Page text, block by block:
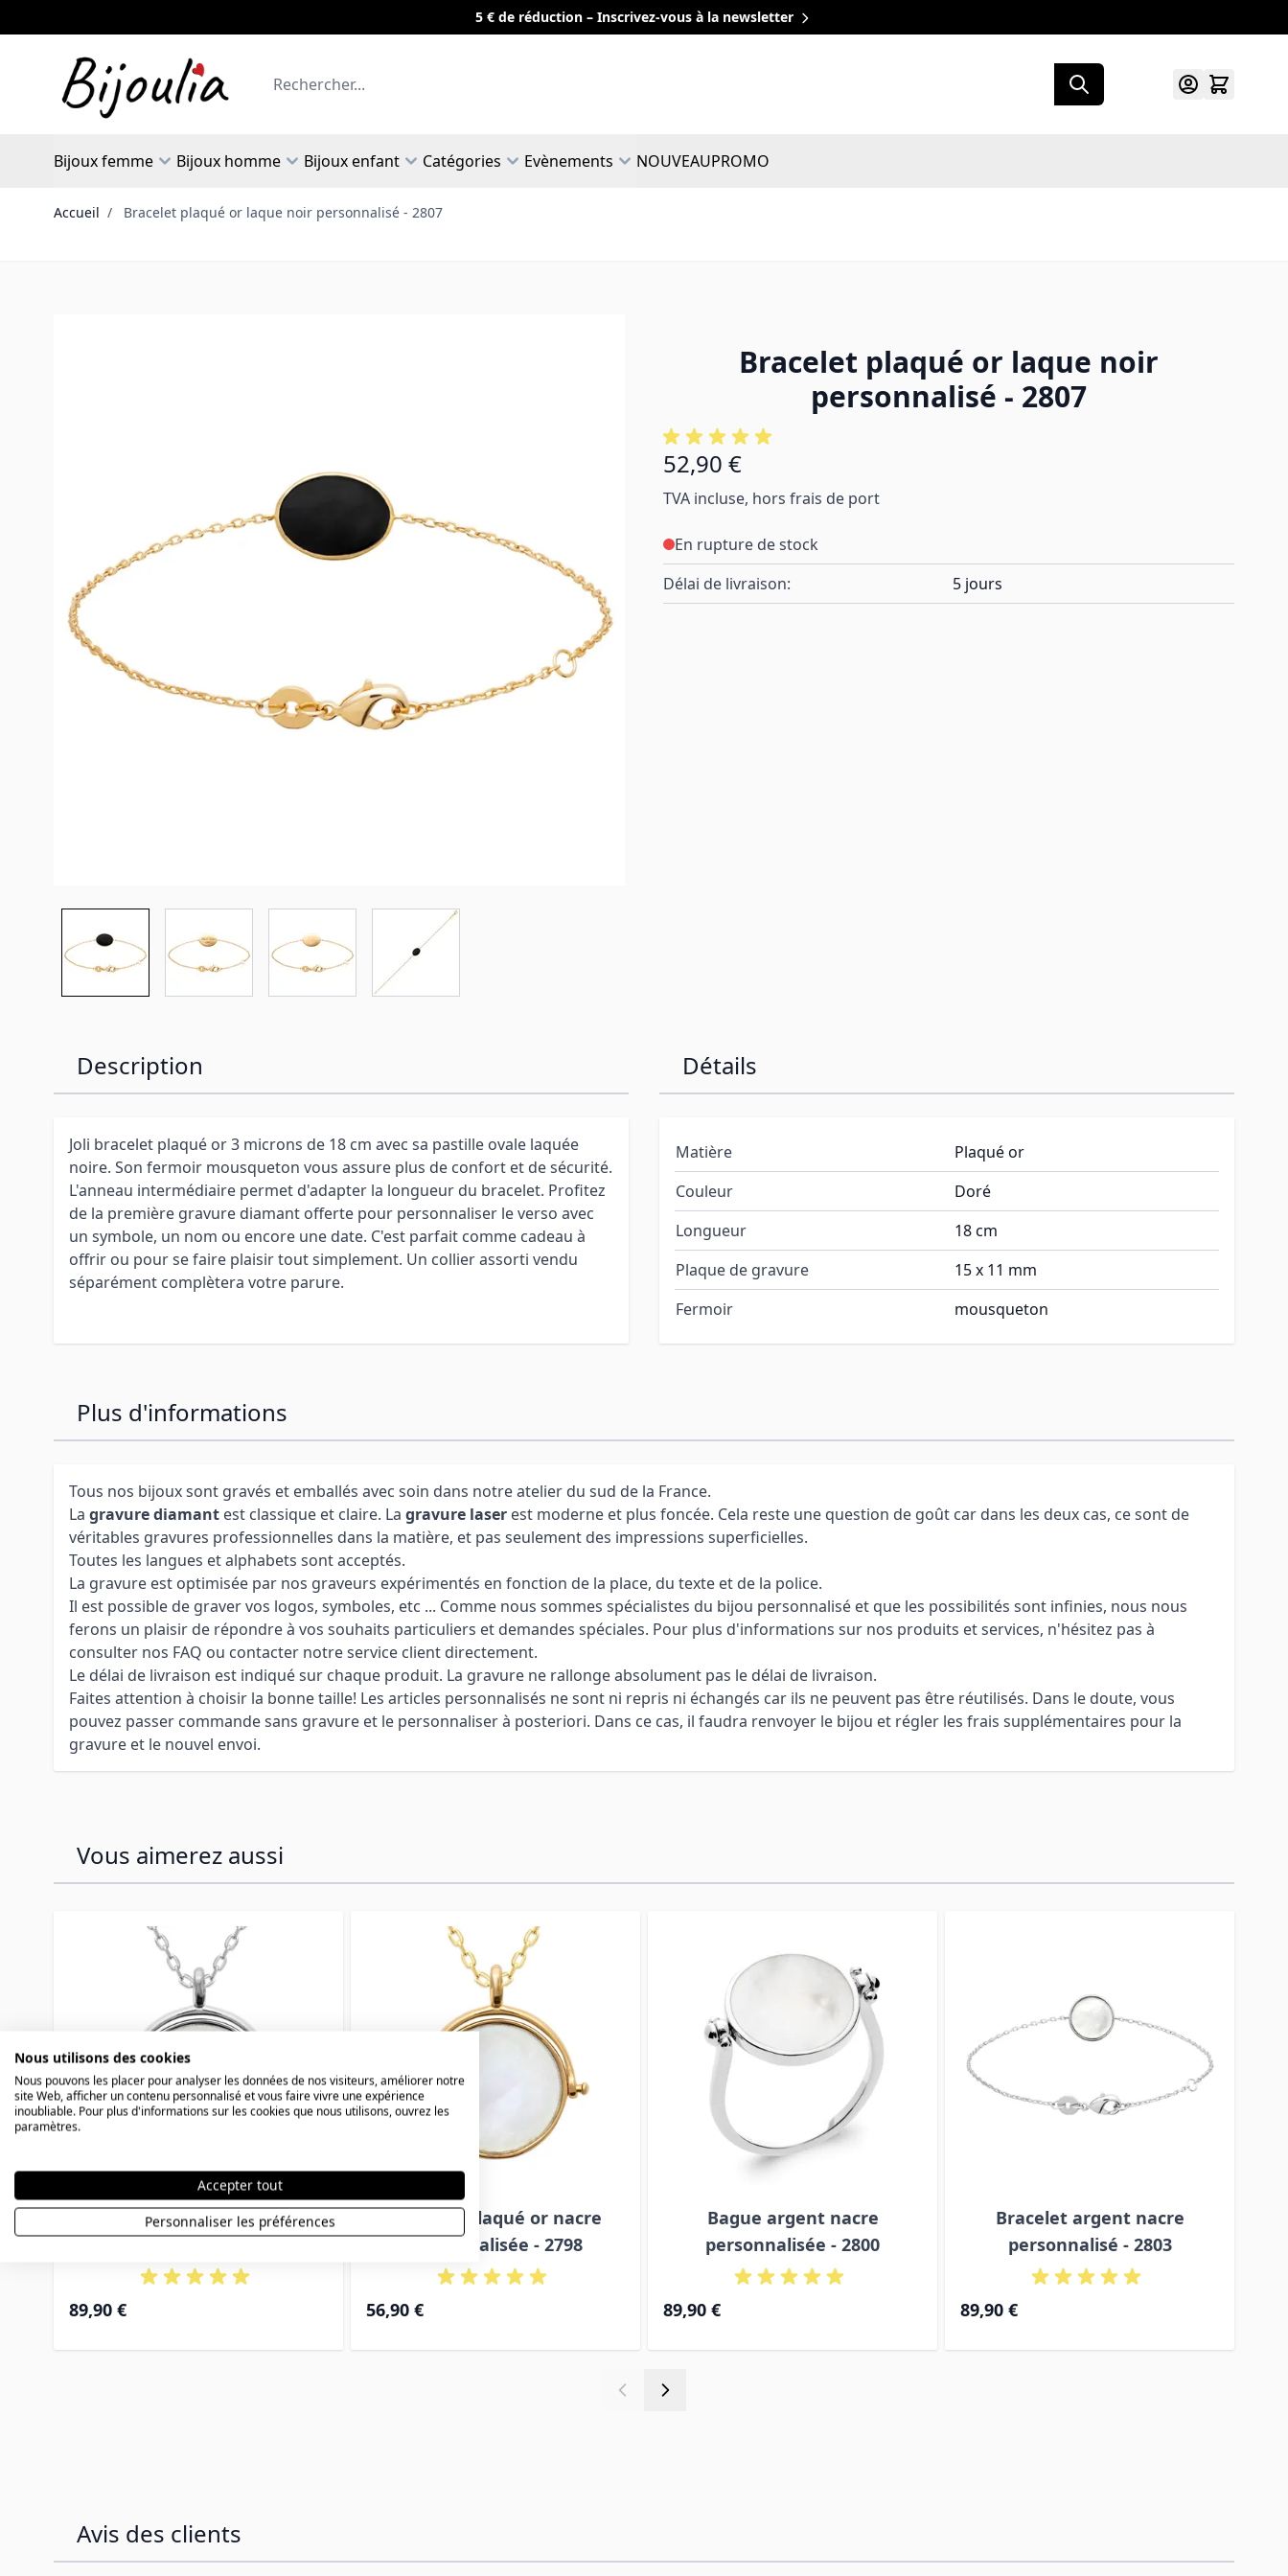
5 € de réduction – Inscrivez-vous à la newsletter
Rechercher
Bijoux femme Bijoux homme Bijoux enfant Catégories Evènements NOUVEAUPROMO
Accueil / Bracelet plaqué or laque noir personnalisé - 2807
Bracelet plaqué or laque noir
personnalisé - 2807
52,90 €
TVA incluse, hors frais de port
En rupture de stock
Délai de livraison:
5 jours
Description
Joli bracelet plaqué or 3 microns de 18 cm avec sa pastille ovale laquée
noire. Son fermoir mousqueton vous assure plus de confort et de sécurité.
L'anneau intermédiaire permet d'adapter la longueur du bracelet. Profitez
de la première gravure diamant offerte pour personnaliser le verso avec
un symbole, un nom ou encore une date. C'est parfait comme cadeau à
offrir ou pour se faire plaisir tout simplement. Un collier assorti vendu
séparément complètera votre parure.
Détails
Matière
Plaqué or
Couleur
Doré
Longueur
18 cm
Plaque de gravure
15 x 11 mm
Fermoir
mousqueton
Plus d'informations
Tous nos bijoux sont gravés et emballés avec soin dans notre atelier du sud de la France.
La gravure diamant est classique et claire. La gravure laser est moderne et plus foncée. Cela reste une question de goût car dans les deux cas, ce sont de
véritables gravures professionnelles dans la matière, et pas seulement des impressions superficielles.
Toutes les langues et alphabets sont acceptés.
La gravure est optimisée par nos graveurs expérimentés en fonction de la place, du texte et de la police.
Il est possible de graver vos logos, symboles, etc ... Comme nous sommes spécialistes du bijou personnalisé et que les possibilités sont infinies, nous nous
ferons un plaisir de répondre à vos souhaits particuliers et demandes spéciales. Pour plus d'informations sur nos produits et services, n'hésitez pas à
consulter nos FAQ ou contacter notre service client directement.
Le délai de livraison est indiqué sur chaque produit. La gravure ne rallonge absolument pas le délai de livraison.
Faites attention à choisir la bonne taille! Les articles personnalisés ne sont ni repris ni échangés car ils ne peuvent pas être réutilisés. Dans le doute, vous
pouvez passer commande sans gravure et le personnaliser à posteriori. Dans ce cas, il faudra renvoyer le bijou et régler les frais supplémentaires pour la
gravure et le nouvel envoi.
Vous aimerez aussi
Médaille argent nacre
personnalisée - 2801
89,90 €
Médaille plaqué or nacre
personnalisée - 2798
56,90 €
Bague argent nacre
personnalisée - 2800
89,90 €
Bracelet argent nacre
personnalisé - 2803
89,90 €
Avis des clients
Nous utilisons des cookies
Nous pouvons les placer pour analyser les données de nos visiteurs, améliorer notre
site Web, afficher un contenu personnalisé et vous faire vivre une expérience
inoubliable. Pour plus d'informations sur les cookies que nous utilisons, ouvrez les
paramètres.
Accepter tout
Personnaliser les préférences